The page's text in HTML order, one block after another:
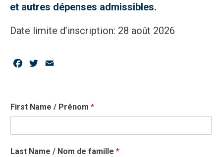
et autres dépenses admissibles.
Date limite d’inscription: 28 août 2026
Facebook
Twitter
First Name / Prénom *
Last Name / Nom de famille *